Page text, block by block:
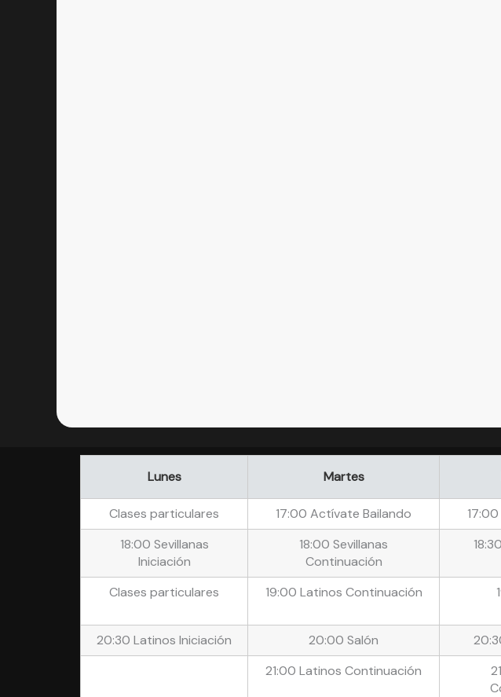
Lunes Martes
Clases particulares 17:00 Actívate Bailando
18:00 Sevillanas
Iniciación
18:00 Sevillanas
Continuación
Clases particulares 19:00 Latinos Continuación
20:30 Latinos Iniciación
20:00 Salón
21:00 Latinos Continuación